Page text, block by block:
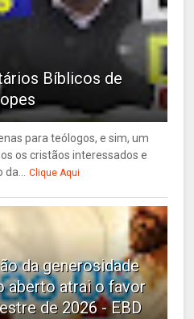
Bíblicos de
para teólogos, e sim, um
os cristãos interessados e
da... Clique Aqui
da generosidade
aberto atrai o favor
de 2026 - EBD